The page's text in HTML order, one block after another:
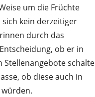
um die Früchte
kein derzeitiger
durch das
ob er in
Stellenangebote schalte
ob diese auch in